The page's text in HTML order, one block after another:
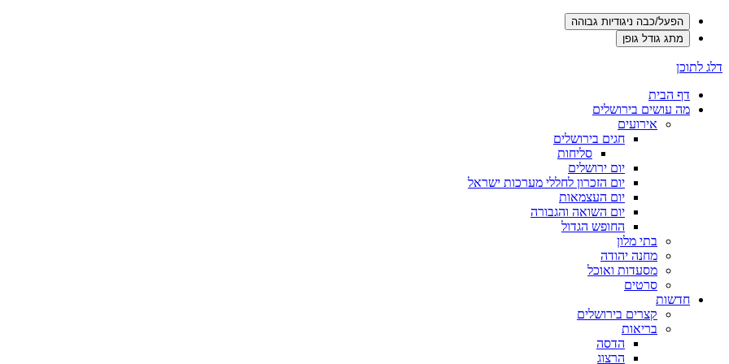
הפעל/כבה ניגודיות גבוהה
מתג גודל גופן
דלג לתוכן
דף הבית
מה עושים בירושלים
אירועים
חגים בירושלים
סליחות
יום ירושלים
יום הזכרון לחללי מערכות ישראל
יום העצמאות
יום השואה והגבורה
החופש הגדול
בתי מלון
מחנה יהודה
מסעדות ואוכל
סרטים
חדשות
קצרים בירושלים
בריאות
הדסה
הרצוג